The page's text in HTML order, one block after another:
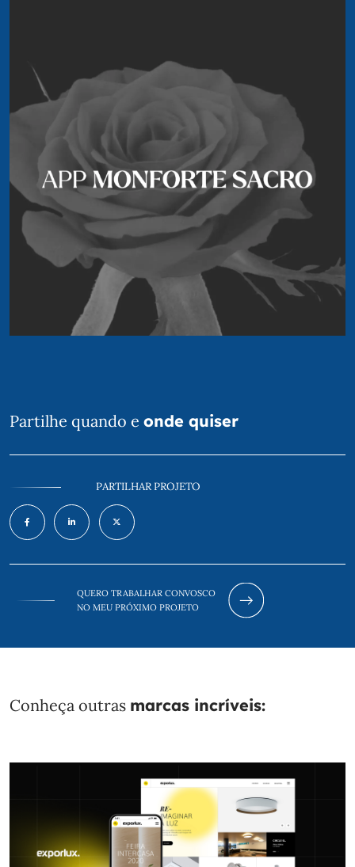
Partilhe quando e onde quiser
PARTILHAR PROJETO
QUERO TRABALHAR CONVOSCO
NO MEU PRÓXIMO PROJETO
Conheça outras marcas incríveis: